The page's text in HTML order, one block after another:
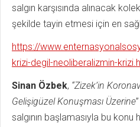
salgın karşısında alınacak
şekilde tayin etmesi için en
https://
krizi-degil-neoliberalizmin-
Sinan Özbek, “Zizek’in
Gelişigüzel Konuşması Üzerine
salgının başlamasıyla bu konu